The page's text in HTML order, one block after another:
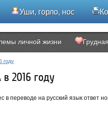
Уши, горло, нос
личной жизни
году
2016 году
переводе на русский язык ответ